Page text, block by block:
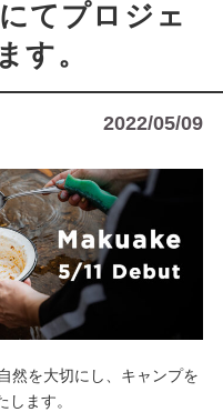
てプロジェ
す。
2022/05/09
然を大切にし、キャンプを
ます。